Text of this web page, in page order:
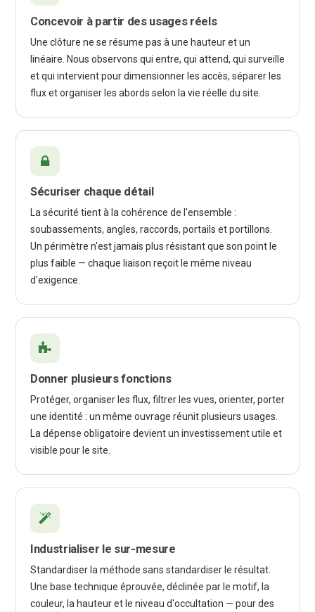
Concevoir à partir des usages réels
Une clôture ne se résume pas à une hauteur et un
linéaire. Nous observons qui entre, qui attend, qui surveille
et qui intervient pour dimensionner les accès, séparer les
flux et organiser les abords selon la vie réelle du site.
Sécuriser chaque détail
La sécurité tient à la cohérence de l'ensemble :
soubassements, angles, raccords, portails et portillons.
Un périmètre n'est jamais plus résistant que son point le
plus faible — chaque liaison reçoit le même niveau
d'exigence.
Donner plusieurs fonctions
Protéger, organiser les flux, filtrer les vues, orienter, porter
une identité : un même ouvrage réunit plusieurs usages.
La dépense obligatoire devient un investissement utile et
visible pour le site.
Industrialiser le sur-mesure
Standardiser la méthode sans standardiser le résultat.
Une base technique éprouvée, déclinée par le motif, la
couleur, la hauteur et le niveau d'occultation — pour des